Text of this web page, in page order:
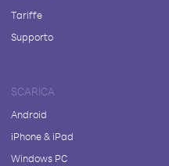
Tariffe
Supporto
SCARICA
Android
iPhone & iPad
Windows PC